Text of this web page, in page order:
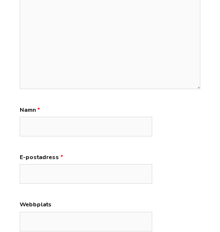
Namn*
E-postadress *
Webbplats